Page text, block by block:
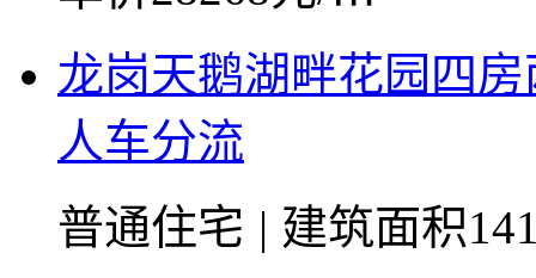
龙岗天鹅湖畔花园四
人车分流
普通住宅 | 建筑面积